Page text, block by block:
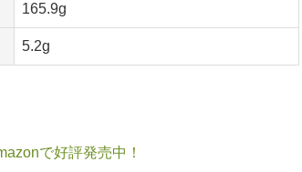
165.9g
5.2g
で好評発売中！